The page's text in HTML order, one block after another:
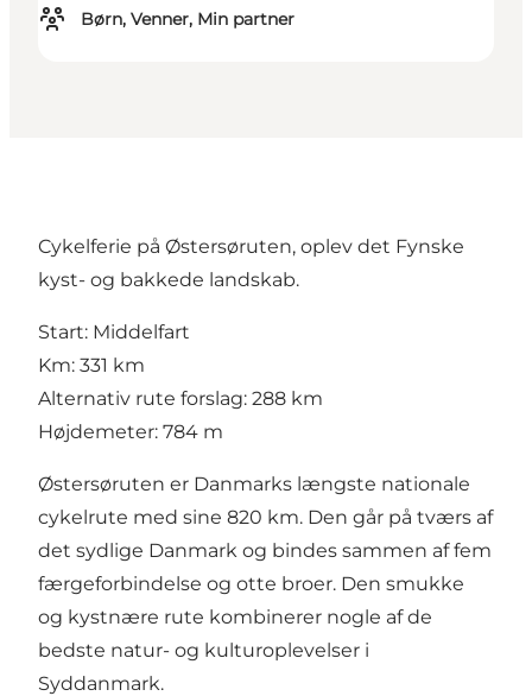
Børn, Venner, Min partner
Cykelferie på Østersøruten, oplev det Fynske
kyst- og bakkede landskab.
Start: Middelfart
Km: 331 km
Alternativ rute forslag: 288 km
Højdemeter: 784 m
Østersøruten er Danmarks længste nationale
cykelrute med sine 820 km. Den går på tværs af
det sydlige Danmark og bindes sammen af fem
færgeforbindelse og otte broer. Den smukke
og kystnære rute kombinerer nogle af de
bedste natur- og kulturoplevelser i
Syddanmark.